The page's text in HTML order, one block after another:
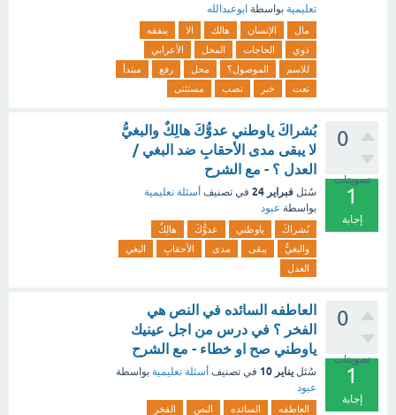
تعليمية بواسطة ابوعبدالله
مال الإنسان هالك الا
ينفقه
ذوي
الحاجات المحل
الأعرابي
للاسم
الموصول؟ محل رفع
مبتدأ
نعت
خبر نصب مستثنى
0
تصويتات
1
إجابة
بُشراكَ ياوطني عدوُّكَ هالِكٌ والبغيُّ
لا يبقى مدى الأحقابِ ضد البغي /
العدل ؟ - مع الشرح
سُئل فبراير 24 في تصنيف أسئلة تعليمية
بواسطة عبود
بُشراكَ ياوطني عدوُّكَ
هالِكٌ
والبغيُّ
يبقى مدى الأحقابِ
البغي
العدل
0
تصويتات
1
إجابة
العاطفه السائده في النص هي
الفخر ؟ في درس من اجل عينيك
ياوطني صح او خطاء - مع الشرح
سُئل يناير 10 في تصنيف أسئلة تعليمية بواسطة
عبود
العاطفه السائده النص الفخر